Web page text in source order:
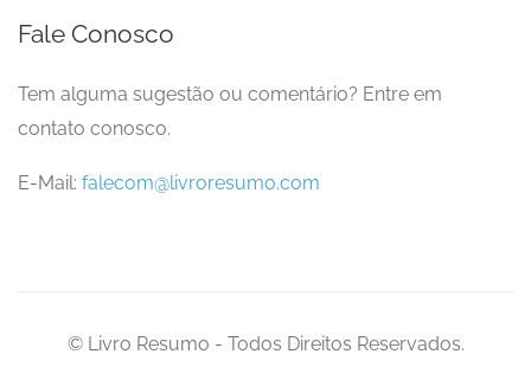
Fale Conosco
Tem alguma sugestão ou comentário? Entre em
contato conosco.
E-Mail: falecom@livroresumo.com
© Livro Resumo - Todos Direitos Reservados.